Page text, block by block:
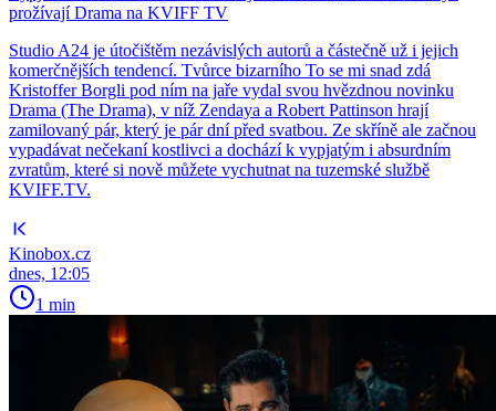
prožívají Drama na KVIFF TV
Studio A24 je útočištěm nezávislých autorů a částečně už i jejich
komerčnějších tendencí. Tvůrce bizarního To se mi snad zdá
Kristoffer Borgli pod ním na jaře vydal svou hvězdnou novinku
Drama (The Drama), v níž Zendaya a Robert Pattinson hrají
zamilovaný pár, který je pár dní před svatbou. Ze skříně ale začnou
vypadávat nečekaní kostlivci a dochází k vypjatým i absurdním
zvratům, které si nově můžete vychutnat na tuzemské službě
KVIFF.TV.
Kinobox.cz
dnes, 12:05
1 min